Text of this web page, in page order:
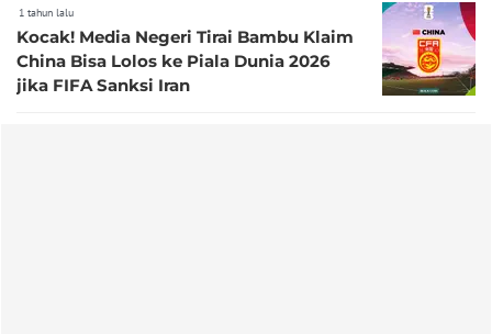
1 tahun lalu
Kocak! Media Negeri Tirai Bambu Klaim
China Bisa Lolos ke Piala Dunia 2026
jika FIFA Sanksi Iran